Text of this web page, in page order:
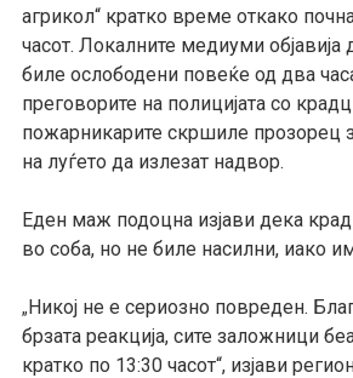
агрикол“ кратко време откако
часот. Локалните медиуми
биле ослободени повеќе од два
преговорите на полицијата со
пожарникарите скршиле прозорец
на луѓето да излезат надвор.
Еден маж подоцна изјави дека
во соба, но не биле насилни, иако
„Никој не е сериозно повреден.
брзата реакција, сите заложници
кратко по 13:30 часот“, изјави